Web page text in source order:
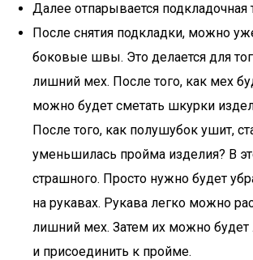
Далее отпарывается подкладочная
После снятия подкладки, можно
боковые швы. Это делается для
лишний мех. После того, как мех
можно будет сметать шкурки
После того, как полушубок ушит,
уменьшилась пройма изделия? В
страшного. Просто нужно будет
на рукавах. Рукава легко можно
лишний мех. Затем их можно будет
и присоединить к пройме.